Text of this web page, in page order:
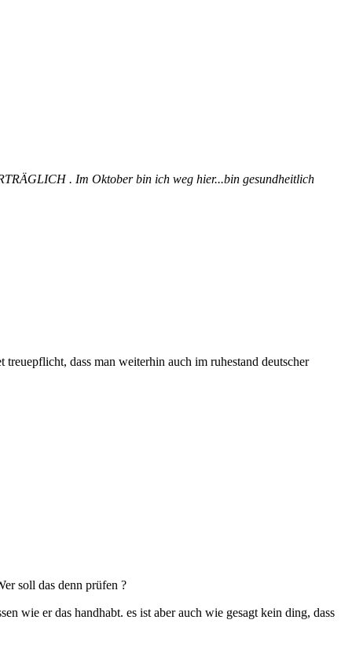
. Im Oktober bin ich weg hier...bin gesundheitlich
dass man weiterhin auch im ruhestand deutscher
soll das denn prüfen ?
wie er das handhabt. es ist aber auch wie gesagt kein ding, dass